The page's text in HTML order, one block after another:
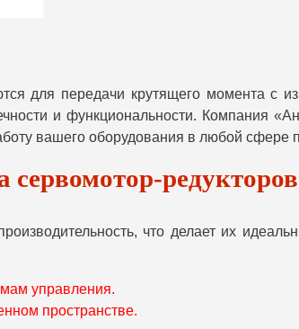
для передачи крутящего момента с
и функциональности. Компания
вашего оборудования в любой сфере
редукторов
что делает их
управления.
пространстве.